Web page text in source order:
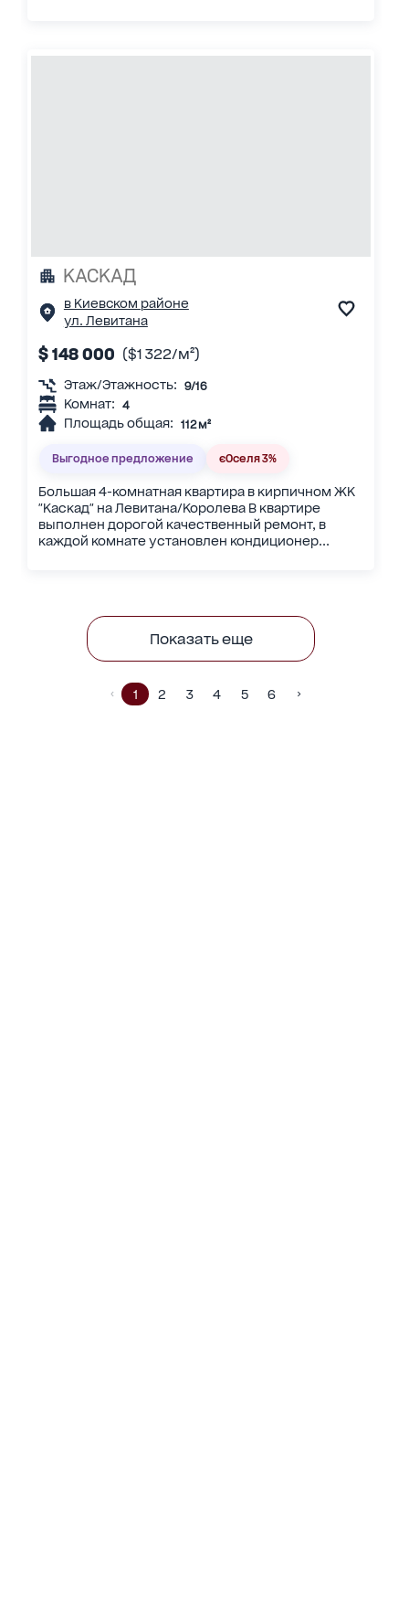
КАСКАД
в Киевском районе
ул. Левитана
$ 148 000 ($1 322/м²)
Этаж/Этажность: 9/16
Комнат: 4
Площадь общая: 112 м²
Выгодное предложение єОселя 3%
Большая 4-комнатная квартира в кирпичном ЖК
"Каскад" на Левитана/Королева В квартире
выполнен дорогой качественный ремонт, в
каждой комнате установлен кондиционер...
Показать еще
1 2 3 4 5 6